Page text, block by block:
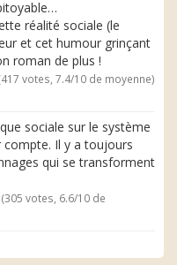
réalité sociale (le
et cet humour grinçant
roman de plus !
votes, 7.4/10 de moyenne)
sociale sur le système
compte. Il y a toujours
qui se transforment
votes, 6.6/10 de